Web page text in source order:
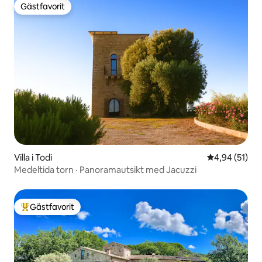
Gästfavorit
Gästfavorit
Villa i Todi 4,94 av 5 i
4,94 (51)
Medeltida torn · Panoramautsikt med Jacuzzi
Populär gästfavorit
Gästfavorit